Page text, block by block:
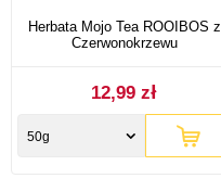
Herbata Mojo Tea ROOIBOS z
Czerwonokrzewu
12,99 zł
50g